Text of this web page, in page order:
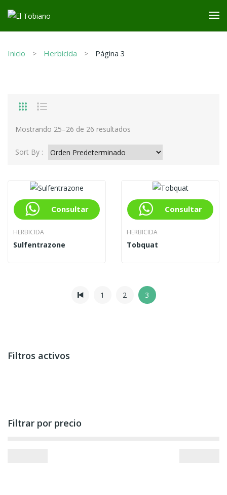
Inicio Herbicida Página 3
Mostrando 25–26 de 26 resultados
Sort By :
Consultar
HERBICIDA
Sulfentrazone
Consultar
HERBICIDA
Tobquat
1 2 3
Filtros activos
Filtrar por precio